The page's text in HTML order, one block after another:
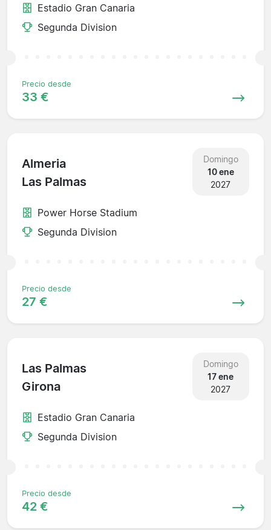
Estadio Gran Canaria
Segunda Division
Precio desde
33 €
Almeria
Las Palmas
Domingo
10 ene
2027
Power Horse Stadium
Segunda Division
Precio desde
27 €
Las Palmas
Girona
Domingo
17 ene
2027
Estadio Gran Canaria
Segunda Division
Precio desde
42 €